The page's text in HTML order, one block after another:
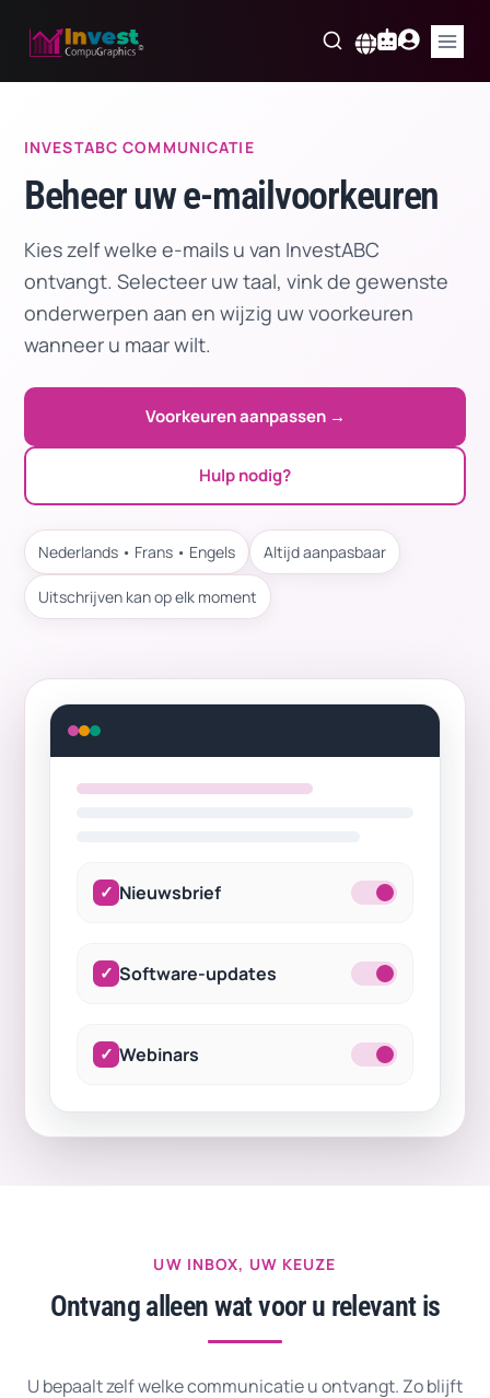
INVESTABC COMMUNICATIE
Beheer uw e-mailvoorkeuren
Kies zelf welke e-mails u van InvestABC
ontvangt. Selecteer uw taal, vink de gewenste
onderwerpen aan en wijzig uw voorkeuren
wanneer u maar wilt.
Voorkeuren aanpassen →
Hulp nodig?
Nederlands • Frans • Engels Altijd aanpasbaar
Uitschrijven kan op elk moment
✓ Nieuwsbrief
✓ Software-updates
✓ Webinars
UW INBOX, UW KEUZE
Ontvang alleen wat voor u relevant is
U bepaalt zelf welke communicatie u ontvangt. Zo blijft